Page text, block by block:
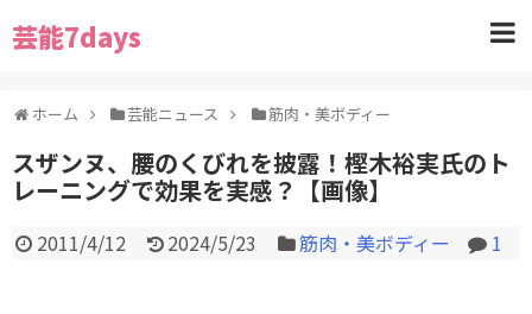
芸能7days
ホーム 芸能ニュース 筋肉・美ボディー
スザンヌ、腰のくびれを披露！樫木裕実氏のト
レーニングで効果を実感？【画像】
2011/4/12 2024/5/23 筋肉・美ボディー 1